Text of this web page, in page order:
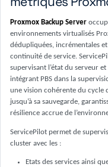
Proxmox Backup Server
environnements virtualisés
dédupliquées, incrémentales
continuité de service.
supervisant l’état du serveur
intégrant PBS dans la
une vision cohérente du cycle
jusqu’à sa sauvegarde,
résilience accrue de
ServicePilot permet de
cluster avec les :
Etats des services ainsi